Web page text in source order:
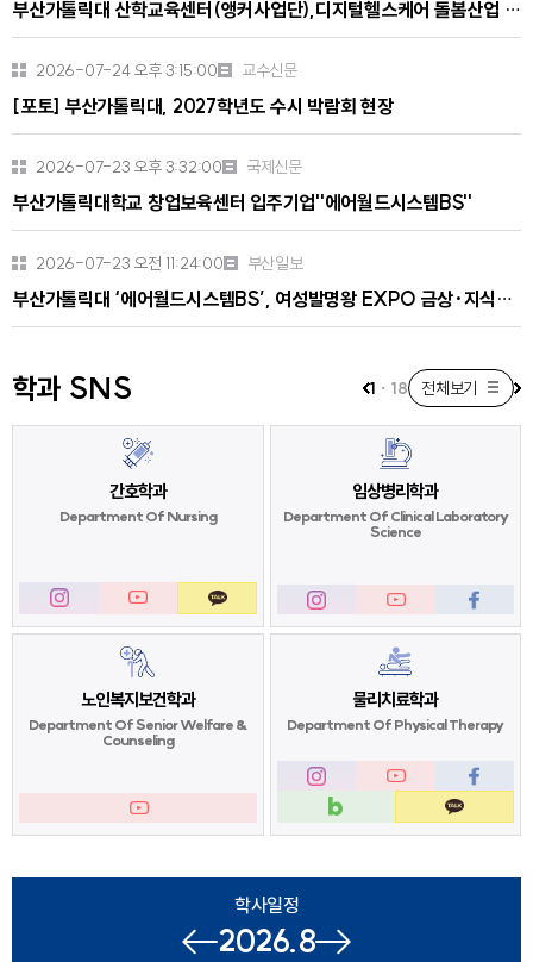
부산가톨릭대 산학교육센터(앵커사업단),디지털헬스케어 돌봄산업 기반 보건복지인력 재직자 교육 실시
2026-07-24 오후 3:15:00 교수신문
[포토] 부산가톨릭대, 2027학년도 수시 박람회 현장
2026-07-23 오후 3:32:00 국제신문
부산가톨릭대학교 창업보육센터 입주기업''에어월드시스템BS''
2026-07-23 오전 11:24:00 부산일보
부산가톨릭대 ‘에어월드시스템BS’, 여성발명왕 EXPO 금상·지식재산처장상
학과 SNS 1 · 18 전체보기
간호학과
Department Of Nursing
노인복지보건학과
Department Of Senior Welfare &
Counseling
임상병리학과
Department Of Clinical Laboratory
Science
물리치료학과
Department Of Physical Therapy
학사일정
이전2026.8다음